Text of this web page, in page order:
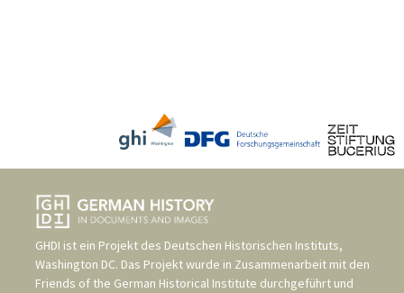
GHDI ist ein Projekt des Deutschen Historischen Instituts,
Washington DC. Das Projekt wurde in Zusammenarbeit mit den
Friends of the German Historical Institute durchgeführt und